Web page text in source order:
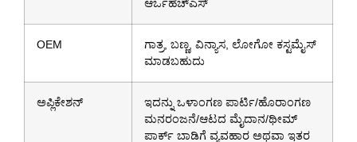
ಆರ್ಒಹೆಚ್ಎಸ್
OEM
ಗಾತ್ರ, ಬಣ್ಣ, ವಿನ್ಯಾಸ, ಲೋಗೋ ಕಸ್ಟಮೈಸ್
ಮಾಡಬಹುದು
ಅಪ್ಲಿಕೇಶನ್
ಇದನ್ನು ಒಳಾಂಗಣ ಪಾರ್ಟಿ/ಹೊರಾಂಗಣ
ಮನರಂಜನೆ/ಆಟದ ಮೈದಾನ/ಥೀಮ್
ಪಾರ್ಕ್ ಬಾಡಿಗೆ ವ್ಯವಹಾರ ಅಥವಾ ಇತರ